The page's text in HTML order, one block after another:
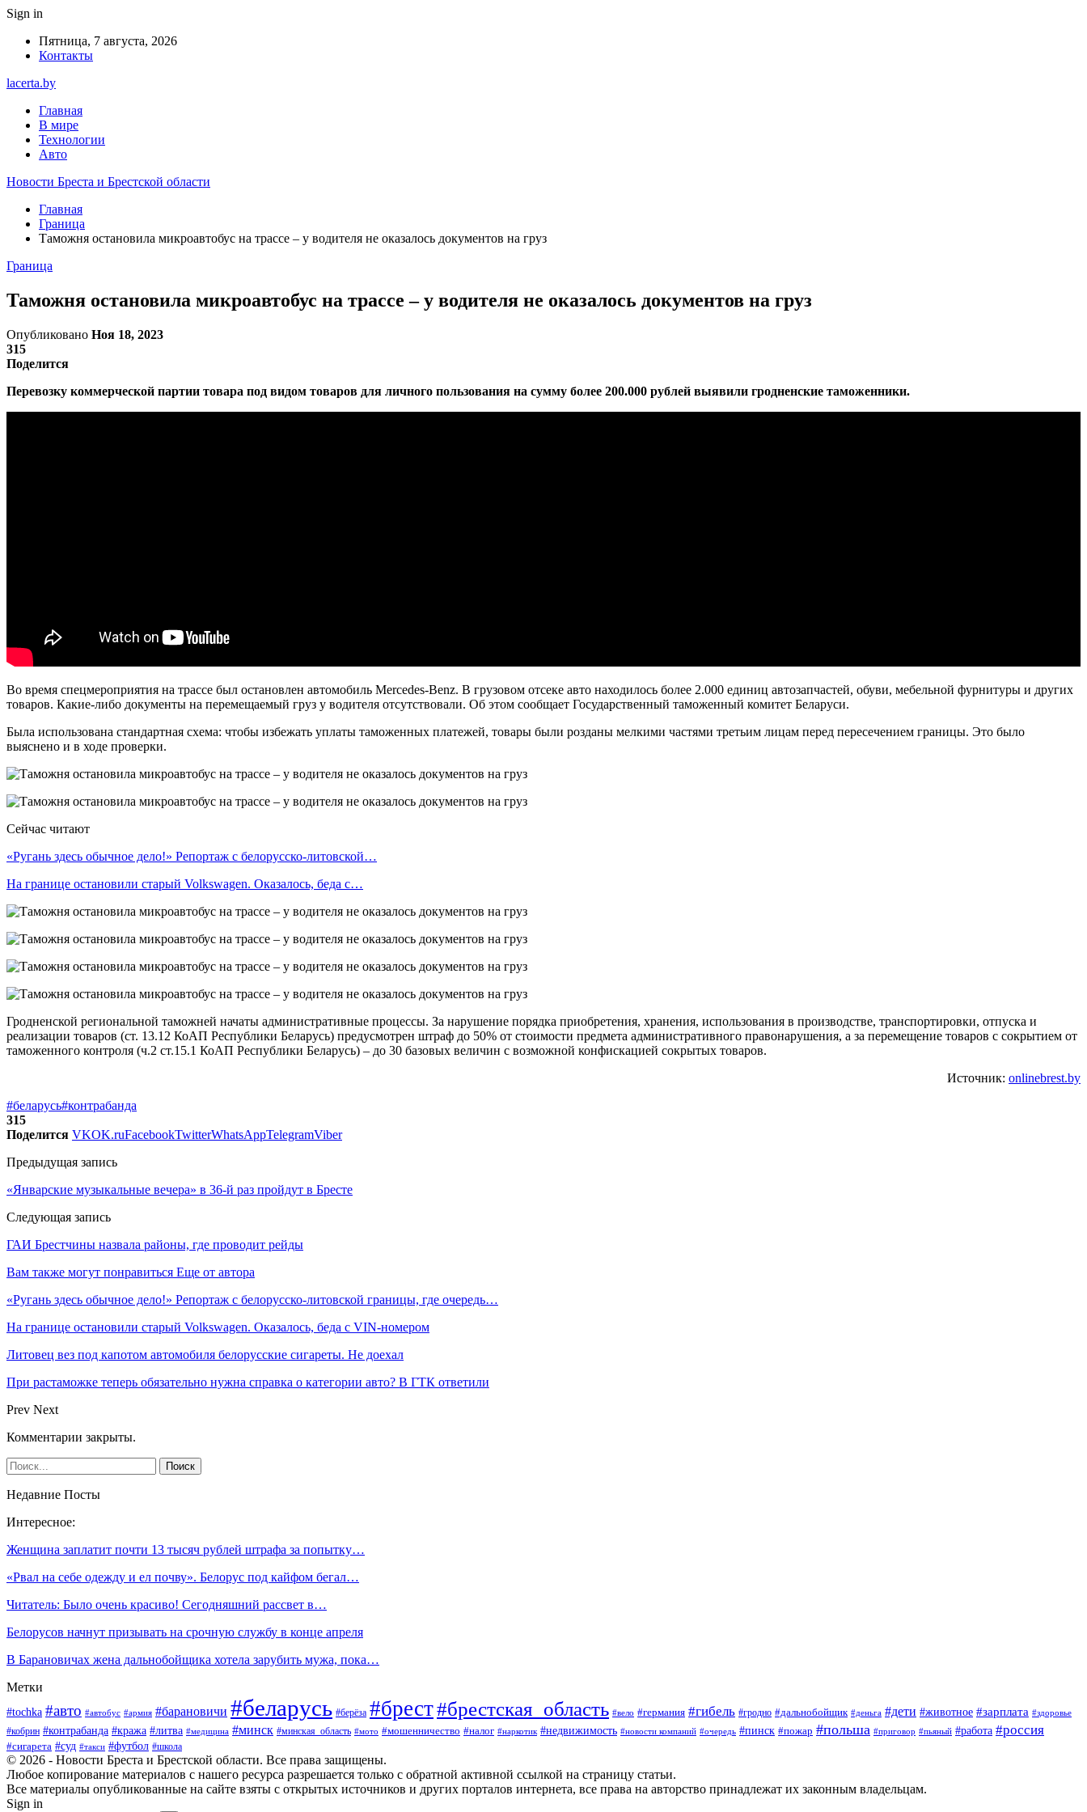
Sign in
Пятница, 7 августа, 2026
Контакты
lacerta.by
Главная
В мире
Технологии
Авто
Новости Бреста и Брестской области
Главная
Граница
Таможня остановила микроавтобус на трассе – у водителя не оказалось документов на груз
Граница
Таможня остановила микроавтобус на трассе – у водителя не оказалось документов на груз
Опубликовано Ноя 18, 2023
315
Поделится
Перевозку коммерческой партии товара под видом товаров для личного пользования на сумму более 200.000 рублей выявили гродненские таможенники.
Во время спецмероприятия на трассе был остановлен автомобиль Mercedes-Benz. В грузовом отсеке авто находилось более 2.000 единиц автозапчастей, обуви, мебельной фурнитуры и других
товаров. Какие-либо документы на перемещаемый груз у водителя отсутствовали. Об этом сообщает Государственный таможенный комитет Беларуси.
Была использована стандартная схема: чтобы избежать уплаты таможенных платежей, товары были розданы мелкими частями третьим лицам перед пересечением границы. Это было
выяснено и в ходе проверки.
Сейчас читают
«Ругань здесь обычное дело!» Репортаж с белорусско-литовской…
На границе остановили старый Volkswagen. Оказалось, беда с…
Гродненской региональной таможней начаты административные процессы. За нарушение порядка приобретения, хранения, использования в производстве, транспортировки, отпуска и
реализации товаров (ст. 13.12 КоАП Республики Беларусь) предусмотрен штраф до 50% от стоимости предмета административного правонарушения, а за перемещение товаров с сокрытием от
таможенного контроля (ч.2 ст.15.1 КоАП Республики Беларусь) – до 30 базовых величин с возможной конфискацией сокрытых товаров.
Источник: onlinebrest.by
#беларусь#контрабанда
315
Поделится VKOK.ruFacebookTwitterWhatsAppTelegramViber
Предыдущая запись
«Январские музыкальные вечера» в 36-й раз пройдут в Бресте
Следующая запись
ГАИ Брестчины назвала районы, где проводит рейды
Вам также могут понравиться Еще от автора
«Ругань здесь обычное дело!» Репортаж с белорусско-литовской границы, где очередь…
На границе остановили старый Volkswagen. Оказалось, беда с VIN-номером
Литовец вез под капотом автомобиля белорусские сигареты. Не доехал
При растаможке теперь обязательно нужна справка о категории авто? В ГТК ответили
Prev Next
Комментарии закрыты.
Недавние Посты
Интересное:
Женщина заплатит почти 13 тысяч рублей штрафа за попытку…
«Рвал на себе одежду и ел почву». Белорус под кайфом бегал…
Читатель: Было очень красиво! Сегодняшний рассвет в…
Белорусов начнут призывать на срочную службу в конце апреля
В Барановичах жена дальнобойщика хотела зарубить мужа, пока…
Метки
#tochka #авто #автобус #армия #барановичи #беларусь #берёза #брест#брестская_область #вело #германия #гибель #гродно #дальнобойщик #деньга #дети #животное #зарплата #здоровье
#кобрин #контрабанда #кража #литва #медицина #минск #минская_область #мото #мошенничество #налог #наркотик #недвижимость #новости компаний #очередь #пинск #пожар #польша #приговор #пьяный #работа #россия
#сигарета #суд #такси #футбол #школа
© 2026 - Новости Бреста и Брестской области. Все права защищены.
Любое копирование материалов с нашего ресурса разрешается только с обратной активной ссылкой на страницу статьи.
Все материалы опубликованные на сайте взяты с открытых источников и других порталов интернета, все права на авторство принадлежат их законным владельцам.
Sign in